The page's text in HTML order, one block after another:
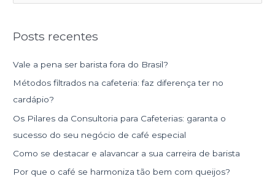
e
q
s
a
r
p
o
r
Posts recentes
Vale a pena ser barista fora do Brasil?
Métodos filtrados na cafeteria: faz diferença ter no
cardápio?
Os Pilares da Consultoria para Cafeterias: garanta o
sucesso do seu negócio de café especial
Como se destacar e alavancar a sua carreira de barista
Por que o café se harmoniza tão bem com queijos?